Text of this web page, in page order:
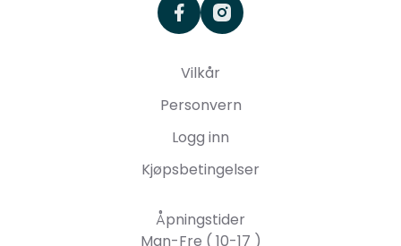
facebookinstagram
Vilkår
Personvern
Logg inn
Kjøpsbetingelser
Åpningstider
Man-Fre ( 10-17 )